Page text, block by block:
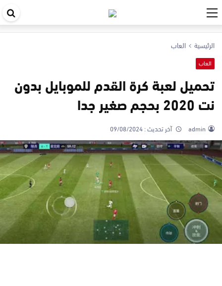
الرئيسية العاب
العاب
تحميل لعبة كرة القدم للموبايل بدون
نت 2020 بحجم صغير جدا
admin آخر تحديث :09/08/2024